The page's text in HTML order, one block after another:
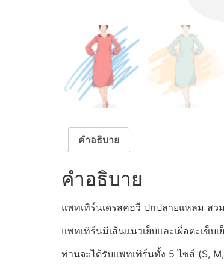
คำอธิบาย
คำอธิบาย
แพทเทิร์นเดรสคอวี ปกปลายแหลม ส
แพทเทิร์นมีเส้นแนวเย็บและเผื่อตะเข็บเ
ท่านจะได้รับแพทเทิร์นทั้ง 5 ไซส์ (S, M,